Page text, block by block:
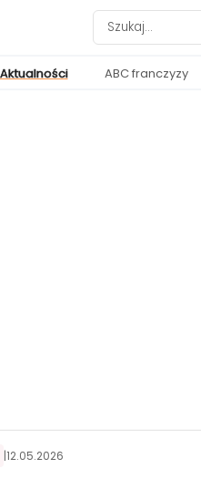
Aktualności ABC franczyzy
|12.05.2026